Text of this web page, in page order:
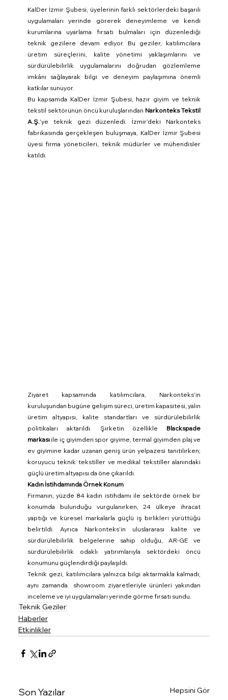
KalDer İzmir Şubesi, üyelerinin farklı sektörlerdeki başarılı
uygulamaları yerinde görerek deneyimleme ve kendi
kurumlarına uyarlama fırsatı bulmaları için düzenlediği
teknik gezilere devam ediyor. Bu geziler, katılımcılara
üretim süreçlerini, kalite yönetimi yaklaşımlarını ve
sürdürülebilirlik uygulamalarını doğrudan gözlemleme
imkânı sağlayarak bilgi ve deneyim paylaşımına önemli
katkılar sunuyor.
Bu kapsamda KalDer İzmir Şubesi, hazır giyim ve teknik
tekstil sektörünün öncü kuruluşlarından Narkonteks Tekstil
A.Ş.’ye teknik gezi düzenledi. İzmir’deki Narkonteks
fabrikasında gerçekleşen buluşmaya, KalDer İzmir Şubesi
üyesi firma yöneticileri, teknik müdürler ve mühendisler
katıldı.
Ziyaret kapsamında katılımcılara, Narkonteks’in
kuruluşundan bugüne gelişim süreci, üretim kapasitesi, yalın
üretim altyapısı, kalite standartları ve sürdürülebilirlik
politikaları aktarıldı. Şirketin özellikle Blackspade
markası ile iç giyimden spor giyime, termal giyimden plaj ve
ev giyimine kadar uzanan geniş ürün yelpazesi tanıtılırken;
koruyucu teknik tekstiller ve medikal tekstiller alanındaki
güçlü üretim altyapısı da öne çıkarıldı.
Kadın İstihdamında Örnek Konum
Firmanın, yüzde 84 kadın istihdamı ile sektörde örnek bir
konumda bulunduğu vurgulanırken, 24 ülkeye ihracat
yaptığı ve küresel markalarla güçlü iş birlikleri yürüttüğü
belirtildi. Ayrıca Narkonteks’in uluslararası kalite ve
sürdürülebilirlik belgelerine sahip olduğu, AR-GE ve
sürdürülebilirlik odaklı yatırımlarıyla sektördeki öncü
konumunu güçlendirdiği paylaşıldı.
Teknik gezi, katılımcılara yalnızca bilgi aktarmakla kalmadı;
aynı zamanda  showroom ziyaretleriyle ürünleri yakından
inceleme ve iyi uygulamaları yerinde görme fırsatı sundu.
Teknik Geziler
Haberler
Etkinlikler
Son Yazılar Hepsini Gör